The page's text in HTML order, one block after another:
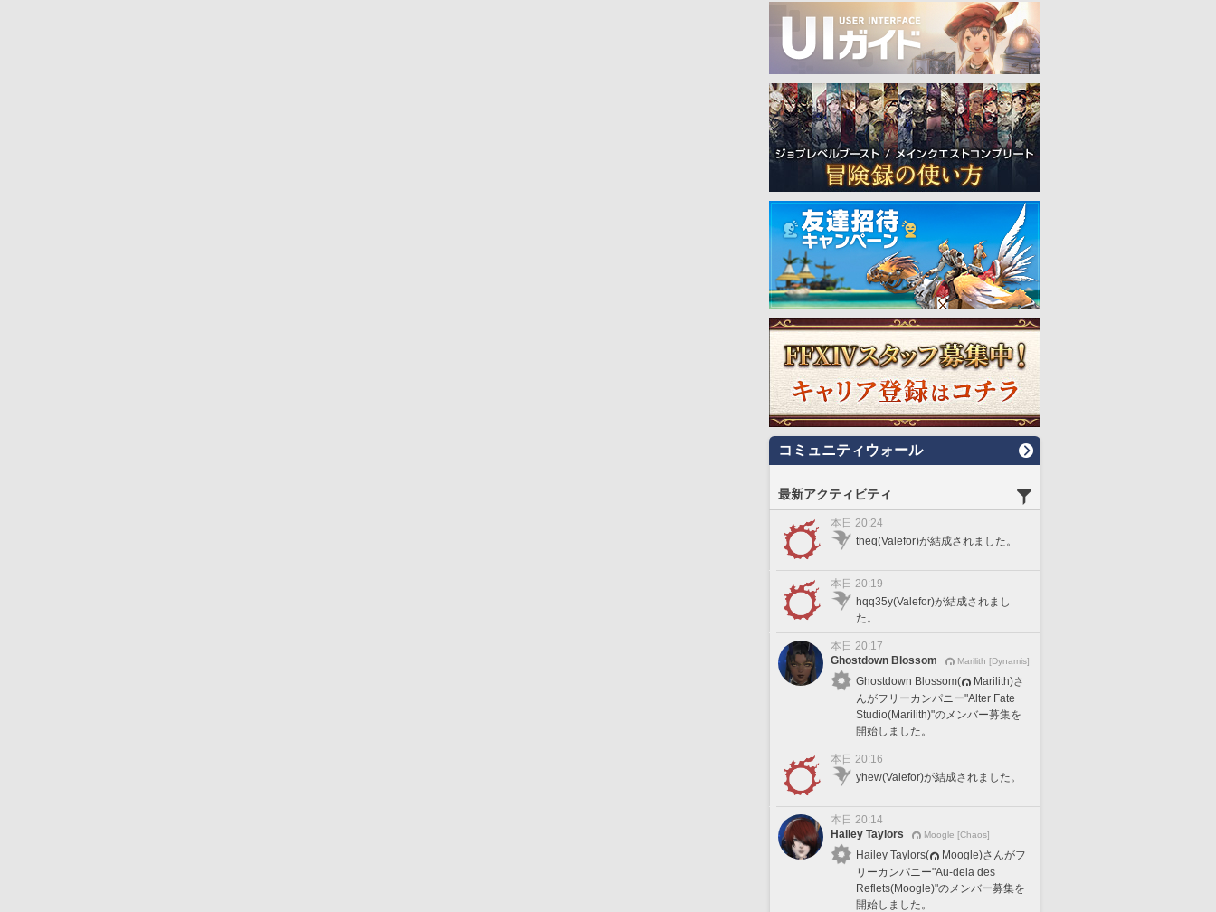
コミュニティウォール
最新アクティビティ
本日 20:24
theq(Valefor)が結成されました。
本日 20:19
hqq35y(Valefor)が結成されまし
た。
本日 20:17
Ghostdown Blossom
Marilith [Dynamis]
Ghostdown Blossom(
Marilith)さ
んがフリーカンパニー"Alter Fate
Studio(Marilith)"のメンバー募集を
開始しました。
本日 20:16
yhew(Valefor)が結成されました。
本日 20:14
Hailey Taylors
Moogle [Chaos]
Hailey Taylors(
Moogle)さんがフ
リーカンパニー"Au-dela des
Reflets(Moogle)"のメンバー募集を
開始しました。